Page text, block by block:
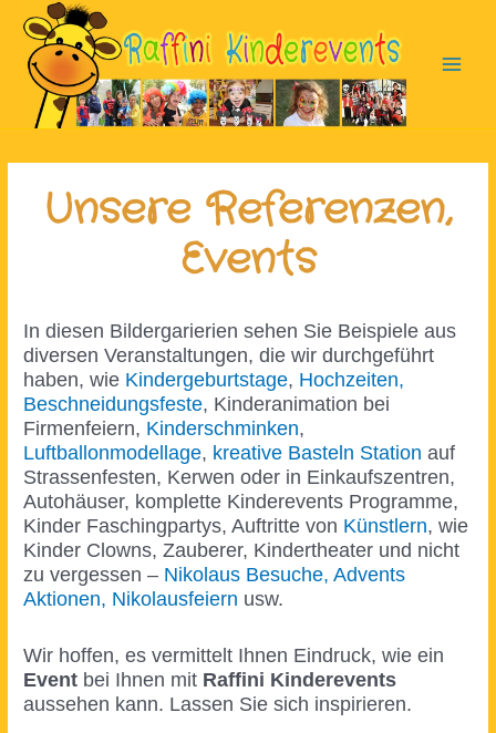
Inhalt
springen
Unsere Referenzen,
Events
In diesen Bildergarierien sehen Sie Beispiele aus
diversen Veranstaltungen, die wir durchgeführt
haben, wie Kindergeburtstage, Hochzeiten,
Beschneidungsfeste, Kinderanimation bei
Firmenfeiern, Kinderschminken,
Luftballonmodellage, kreative Basteln Station auf
Strassenfesten, Kerwen oder in Einkaufszentren,
Autohäuser, komplette Kinderevents Programme,
Kinder Faschingpartys, Auftritte von Künstlern, wie
Kinder Clowns, Zauberer, Kindertheater und nicht
zu vergessen – Nikolaus Besuche, Advents
Aktionen, Nikolausfeiern usw.
Wir hoffen, es vermittelt Ihnen Eindruck, wie ein
Event bei Ihnen mit Raffini Kinderevents
aussehen kann. Lassen Sie sich inspirieren.